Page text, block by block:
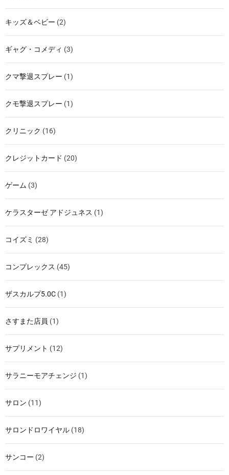
キッズ＆ベビー (2)
ギャグ・コメディ (3)
クマ撃退スプレー (1)
クモ撃退スプレー (1)
クリニック (16)
クレジットカード (20)
ゲーム (3)
ケラスターゼ アドジュネス (1)
コイズミ (28)
コンプレックス (45)
ザスカルプ5.0C (1)
さすまた店員 (1)
サプリメント (12)
サラニーモアチェンジ (1)
サロン (11)
サロンドロワイヤル (18)
サンコー (2)